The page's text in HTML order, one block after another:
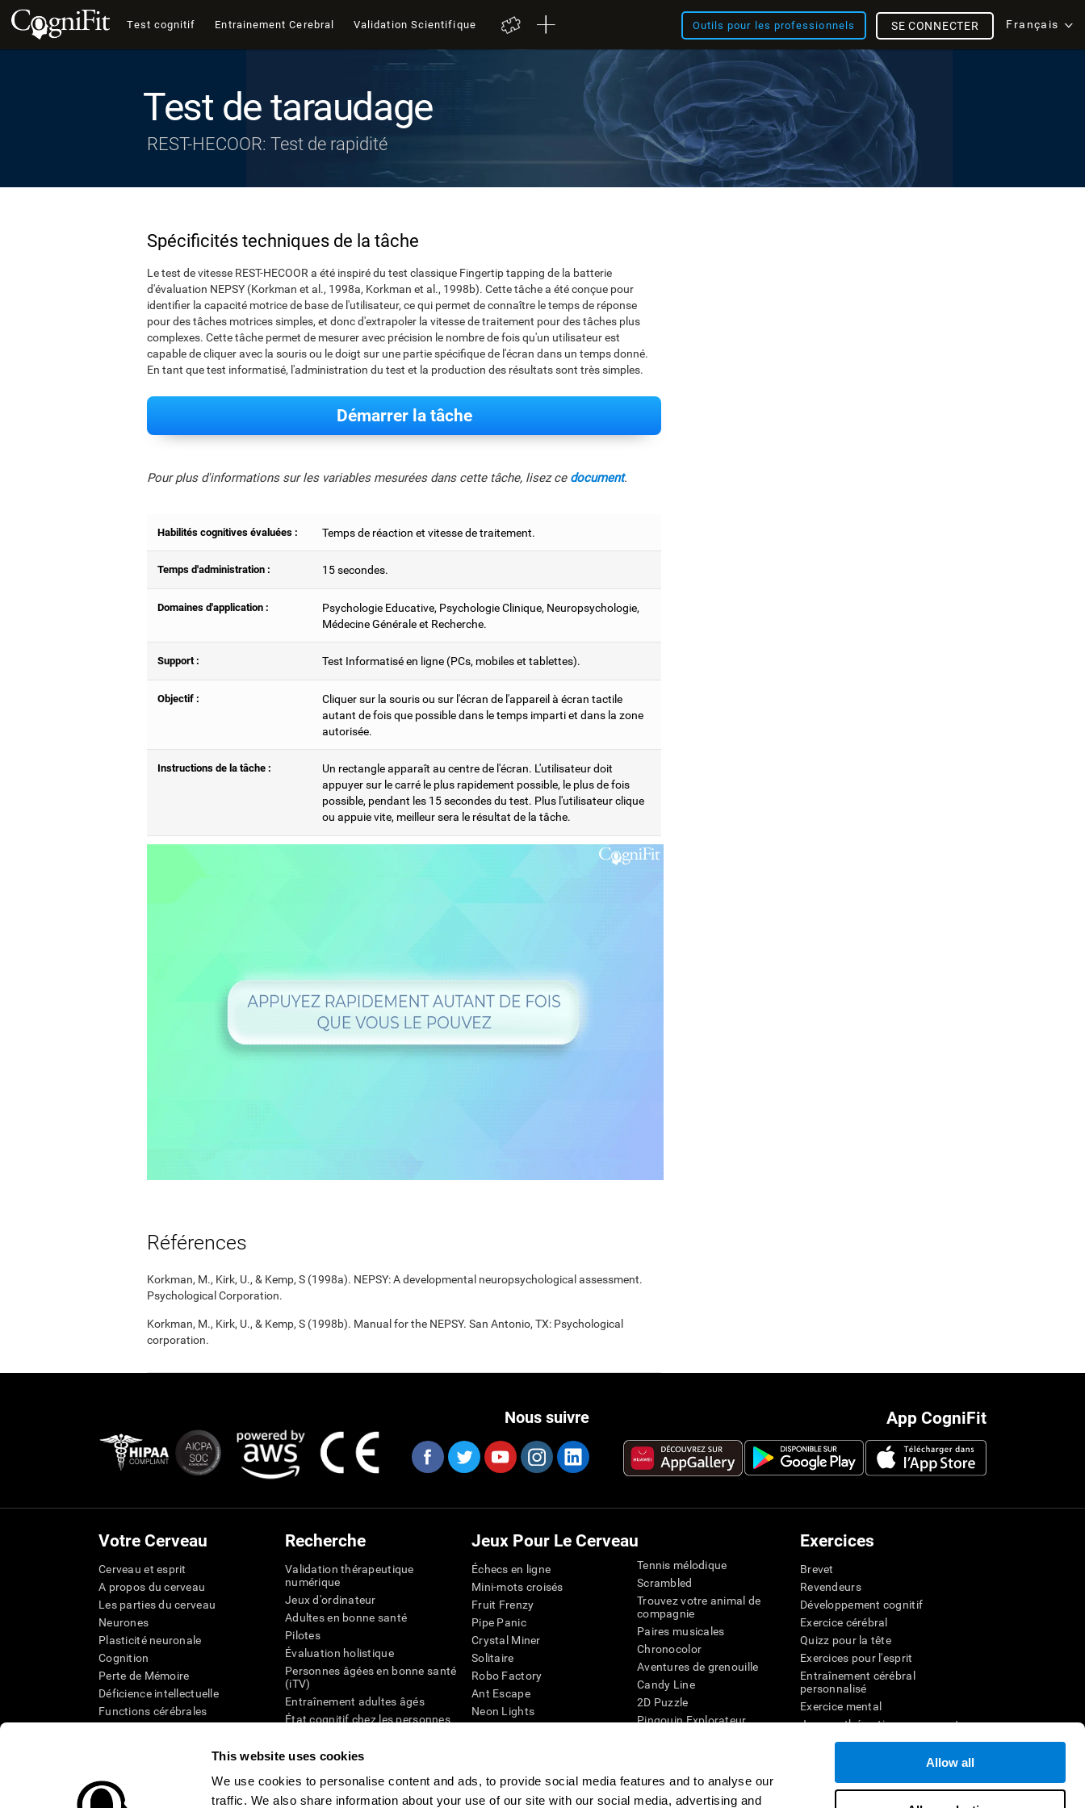
This website uses cookies
We use cookies to personalise content and ads, to provide social media features and to analyse our
traffic. We also share information about your use of our site with our social media, advertising and
Allow all
Test cognitif Entrainement Cerebral Validation Scientifique Outils pour les professionnels Français
SE CONNECTER
Test de taraudage
REST-HECOOR: Test de rapidité
Spécificités techniques de la tâche
Le test de vitesse REST-HECOOR a été inspiré du test classique Fingertip tapping de la batterie
d'évaluation NEPSY (Korkman et al., 1998a, Korkman et al., 1998b). Cette tâche a été conçue pour
identifier la capacité motrice de base de l'utilisateur, ce qui permet de connaître le temps de réponse
pour des tâches motrices simples, et donc d'extrapoler la vitesse de traitement pour des tâches plus
complexes. Cette tâche permet de mesurer avec précision le nombre de fois qu'un utilisateur est
capable de cliquer avec la souris ou le doigt sur une partie spécifique de l'écran dans un temps donné.
En tant que test informatisé, l'administration du test et la production des résultats sont très simples.
Démarrer la tâche
Pour plus d'informations sur les variables mesurées dans cette tâche, lisez ce document.
Habilités cognitives évaluées : Temps de réaction et vitesse de traitement.
Temps d'administration : 15 secondes.
Domaines d'application :
Psychologie Educative, Psychologie Clinique, Neuropsychologie,
Médecine Générale et Recherche.
Support : Test Informatisé en ligne (PCs, mobiles et tablettes).
Objectif :
Cliquer sur la souris ou sur l'écran de l'appareil à écran tactile
autant de fois que possible dans le temps imparti et dans la zone
autorisée.
Instructions de la tâche :
Un rectangle apparaît au centre de l'écran. L'utilisateur doit
appuyer sur le carré le plus rapidement possible, le plus de fois
possible, pendant les 15 secondes du test. Plus l'utilisateur clique
ou appuie vite, meilleur sera le résultat de la tâche.
Références
Korkman, M., Kirk, U., & Kemp, S (1998a). NEPSY: A developmental neuropsychological assessment.
Psychological Corporation.
Korkman, M., Kirk, U., & Kemp, S (1998b). Manual for the NEPSY. San Antonio, TX: Psychological
corporation.
App CogniFit
Nous suivre
Votre Cerveau
Cerveau et esprit
A propos du cerveau
Les parties du cerveau
Neurones
Plasticité neuronale
Cognition
Perte de Mémoire
Déficience intellectuelle
Functions cérébrales
Recherche
Validation thérapeutique
numérique
Jeux d'ordinateur
Adultes en bonne santé
Pilotes
Évaluation holistique
Personnes âgées en bonne santé
(iTV)
Entraînement adultes âgés
État cognitif chez les personnes
Révision systémique
Jeux Pour Le Cerveau
Échecs en ligne
Mini-mots croisés
Fruit Frenzy
Pipe Panic
Crystal Miner
Solitaire
Robo Factory
Ant Escape
Neon Lights
Space Rescue
Chaos mathématique
Tennis mélodique
Scrambled
Trouvez votre animal de
compagnie
Paires musicales
Chronocolor
Aventures de grenouille
Candy Line
2D Puzzle
Pingouin Explorateur
Jeux d'agilité mentale
Jeux en ligne pour la
mémoire
Exercices
Brevet
Revendeurs
Développement cognitif
Exercice cérébral
Quizz pour la tête
Exercices pour l'esprit
Entraînement cérébral
personnalisé
Exercice mental
Jeux mathématiques amusants
Compréhension de lecture
Batailles cérébrales
Test de QI